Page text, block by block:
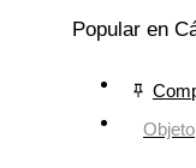
Popular en
Objeto